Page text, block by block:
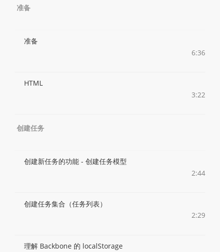
准备
准备
6:36
HTML
3:22
创建任务
创建新任务的功能 - 创建任务模型
2:44
创建任务集合（任务列表）
2:29
理解 Backbone 的 localStorage